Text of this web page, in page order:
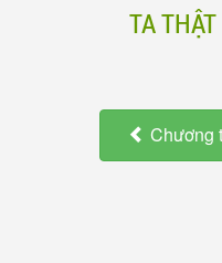
TA
Chương